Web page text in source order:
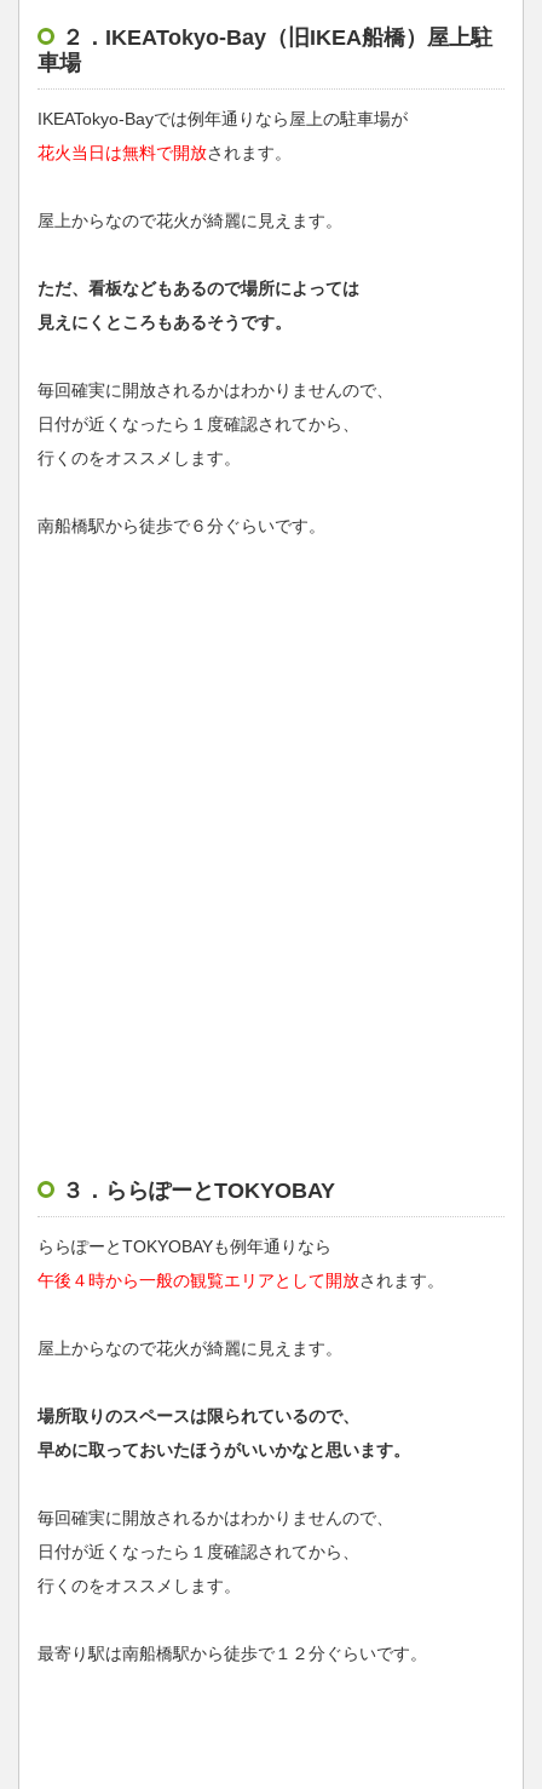
２．IKEATokyo-Bay（旧IKEA船橋）屋上駐
車場
IKEATokyo-Bayでは例年通りなら屋上の駐車場が
花火当日は無料で開放されます。
屋上からなので花火が綺麗に見えます。
ただ、看板などもあるので場所によっては
見えにくところもあるそうです。
毎回確実に開放されるかはわかりませんので、
日付が近くなったら１度確認されてから、
行くのをオススメします。
南船橋駅から徒歩で６分ぐらいです。
３．ららぽーとTOKYOBAY
ららぽーとTOKYOBAYも例年通りなら
午後４時から一般の観覧エリアとして開放されます。
屋上からなので花火が綺麗に見えます。
場所取りのスペースは限られているので、
早めに取っておいたほうがいいかなと思います。
毎回確実に開放されるかはわかりませんので、
日付が近くなったら１度確認されてから、
行くのをオススメします。
最寄り駅は南船橋駅から徒歩で１２分ぐらいです。